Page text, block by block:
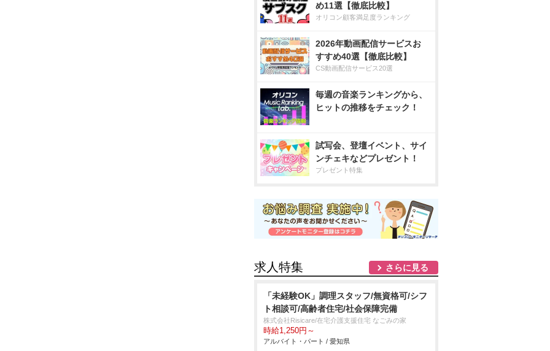
め11選【徹底比較】
オリコン顧客満足度ランキング
2026年動画配信サービスお
すすめ40選【徹底比較】
CS動画配信サービス20選
毎週の音楽ランキングから、
ヒットの推移をチェック！
試写会、登壇イベント、サイ
ンチェキなどプレゼント！
プレゼント特集
求人特集 さらに見る
「未経験OK」調理スタッフ/無資格可/シフ
ト相談可/高齢者住宅/社会保障完備
株式会社Risicare/在宅介護支援住宅 なごみの家
時給1,250円～
アルバイト・パート / 愛知県